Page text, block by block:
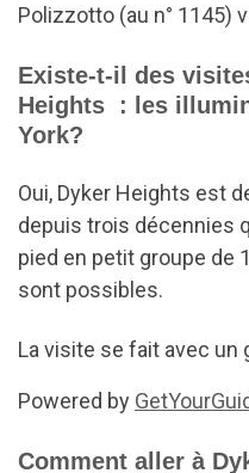
Polizzotto (au n° 1145)
Existe-t-il des
Heights : les
York?
Oui, Dyker Heights est
depuis trois décennies
pied en petit groupe de
sont possibles.
La visite se fait avec un
Powered by
Comment aller à